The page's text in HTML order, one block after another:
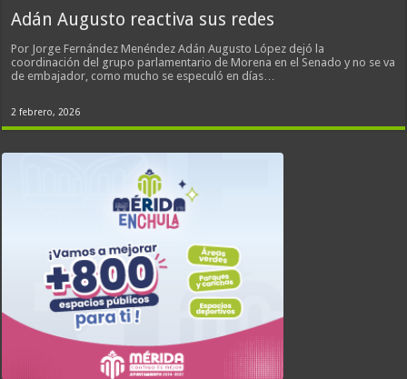
Adán Augusto reactiva sus redes
Por Jorge Fernández Menéndez Adán Augusto López dejó la
coordinación del grupo parlamentario de Morena en el Senado y no se va
de embajador, como mucho se especuló en días…
2 febrero, 2026